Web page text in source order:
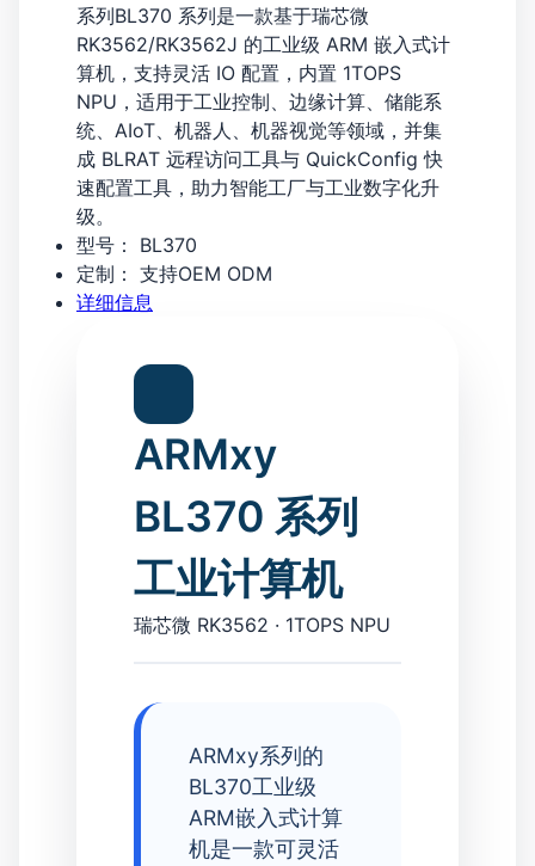
系列BL370 系列是一款基于瑞芯微
RK3562/RK3562J 的工业级 ARM 嵌入式计
算机，支持灵活 IO 配置，内置 1TOPS
NPU，适用于工业控制、边缘计算、储能系
统、AIoT、机器人、机器视觉等领域，并集
成 BLRAT 远程访问工具与 QuickConfig 快
速配置工具，助力智能工厂与工业数字化升
级。
型号：
BL370
定制： 支持OEM ODM
详细信息
ARMxy
BL370 系列
工业计算机
瑞芯微 RK3562 · 1TOPS NPU
ARMxy系列的
BL370工业级
ARM嵌入式计算
机是一款可灵活